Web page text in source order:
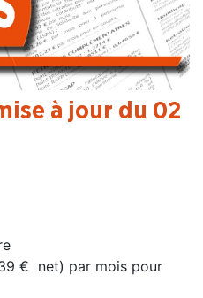
à jour du 02
€ net) par mois pour